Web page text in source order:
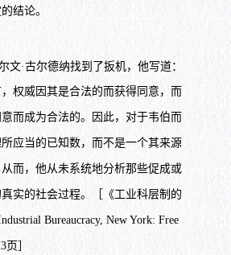
结论。
文·古尔德纳找到了扳机，他写道：
权威因其是合法的而获得同意，而
而成为合法的。因此，对于韦伯而
应当的已知数，而不是一个其来源
而，他从未系统地分析那些促成或
实的社会过程。［《工业科层制的
Bureaucracy, New York: Free
页］